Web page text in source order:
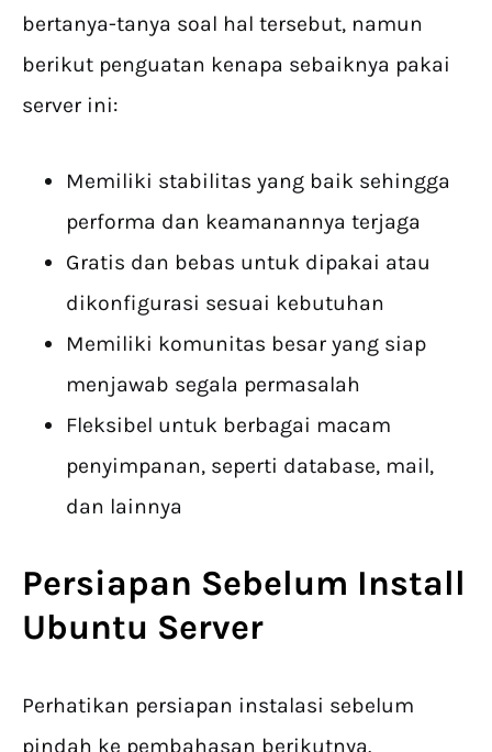
bertanya-tanya soal hal tersebut, namun
berikut penguatan kenapa sebaiknya pakai
server ini:
Memiliki stabilitas yang baik sehingga
performa dan keamanannya terjaga
Gratis dan bebas untuk dipakai atau
dikonfigurasi sesuai kebutuhan
Memiliki komunitas besar yang siap
menjawab segala permasalah
Fleksibel untuk berbagai macam
penyimpanan, seperti database, mail,
dan lainnya
Persiapan Sebelum Install
Ubuntu Server
Perhatikan persiapan instalasi sebelum
pindah ke pembahasan berikutnya.